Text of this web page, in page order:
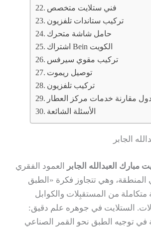
فني ستلايت متخصص
تركيب ستاندات تلفزيون
حامل شاشة متحرك
اشتراك Bein الكويت
تركيب مقوي سيرفس
توصيل ريموت
تركيب تلفزيون
مقارنة خدمات مركز العطار
الأسئلة الشائعة
الجابر
مبارك العبدالله الجابر
العمود الفقري
المنطقة، وهي تتجاوز فكرة «الطبق
من المستقبِلات والكوابل
الستلايت في جوهره علم دقيق:
في توجيه الطبق نحو القمر الصناعي